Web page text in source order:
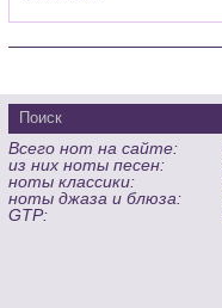
Всего нот на сайте:
из них ноты песен:
ноты классики:
ноты джаза и блюза:
GTP: